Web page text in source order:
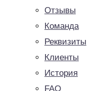
Отзывы
Команда
Реквизиты
Клиенты
История
FAQ